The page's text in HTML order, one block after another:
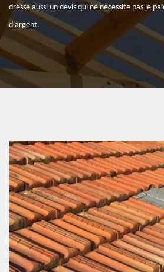
dresse aussi un devis qui ne nécessite pas le
d'argent.